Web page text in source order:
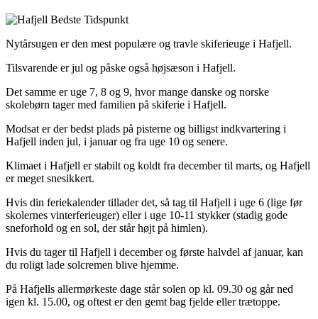
Nytårsugen er den mest populære og travle skiferieuge i Hafjell.
Tilsvarende er jul og påske også højsæson i Hafjell.
Det samme er uge 7, 8 og 9, hvor mange danske og norske
skolebørn tager med familien på skiferie i Hafjell.
Modsat er der bedst plads på pisterne og billigst indkvartering i
Hafjell inden jul, i januar og fra uge 10 og senere.
Klimaet i Hafjell er stabilt og koldt fra december til marts, og Hafjell
er meget snesikkert.
Hvis din feriekalender tillader det, så tag til Hafjell i uge 6 (lige før
skolernes vinterferieuger) eller i uge 10-11 stykker (stadig gode
sneforhold og en sol, der står højt på himlen).
Hvis du tager til Hafjell i december og første halvdel af januar, kan
du roligt lade solcremen blive hjemme.
På Hafjells allermørkeste dage står solen op kl. 09.30 og går ned
igen kl. 15.00, og oftest er den gemt bag fjelde eller trætoppe.